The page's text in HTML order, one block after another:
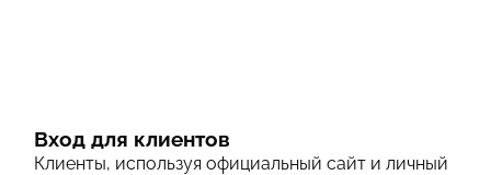
Вход для клиентов
Клиенты, используя официальный сайт и личный